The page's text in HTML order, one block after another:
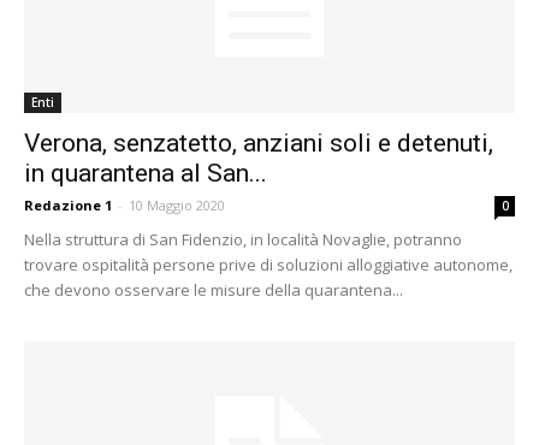
Enti
Verona, senzatetto, anziani soli e detenuti,
in quarantena al San...
Redazione 1 - 10 Maggio 2020 0
Nella struttura di San Fidenzio, in località Novaglie, potranno
trovare ospitalità persone prive di soluzioni alloggiative autonome,
che devono osservare le misure della quarantena...